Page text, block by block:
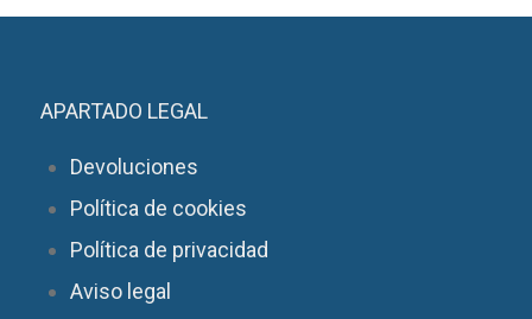
APARTADO LEGAL
Devoluciones
Política de cookies
Política de privacidad
Aviso legal